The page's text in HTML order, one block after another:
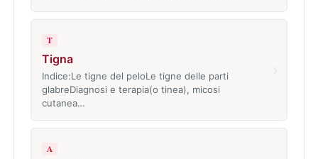
T
Tigna
Indice:Le tigne del peloLe tigne delle parti
glabreDiagnosi e terapia(o tinea), micosi
cutanea…
A